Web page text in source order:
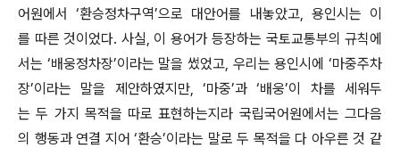
어원에서 ‘환승정차구역’으로 대안어를 내놓았고, 용인시는 이
를 따른 것이었다. 사실, 이 용어가 등장하는 국토교통부의 규칙에
서는 ‘배웅정차장’이라는 말을 썼었고, 우리는 용인시에 ‘마중주차
장’이라는 말을 제안하였지만, ‘마중’과 ‘배웅’이 차를 세워두
는 두 가지 목적을 따로 표현하는지라 국립국어원에서는 그다음
의 행동과 연결 지어 ‘환승’이라는 말로 두 목적을 다 아우른 것 같